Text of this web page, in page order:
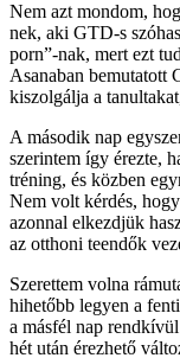
Nem azt mondom,
nek, aki GTD-s
porn”-nak, mert ezt
Asanaban bemutatott
kiszolgálja a
A második nap
szerintem így érezte,
tréning, és közben
Nem volt kérdés,
azonnal elkezdjük
az otthoni teendők
Szerettem volna
hihetőbb legyen a
a másfél nap
hét után érezhető